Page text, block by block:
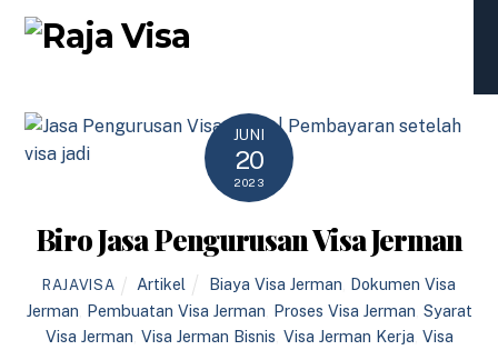
Skip
JUNI
20
2023
Biro Jasa Pengurusan Visa Jerman
RAJAVISA Artikel Biaya Visa Jerman Dokumen Visa
Jerman Pembuatan Visa Jerman Proses Visa Jerman Syarat
Visa Jerman Visa Jerman Bisnis Visa Jerman Kerja Visa